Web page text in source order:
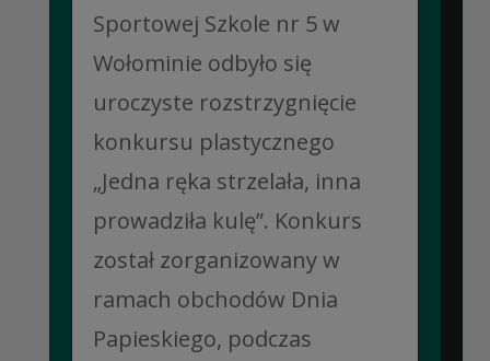
Sportowej Szkole nr 5 w
Wołominie odbyło się
uroczyste rozstrzygnięcie
konkursu plastycznego
„Jedna ręka strzelała, inna
prowadziła kulę”. Konkurs
został zorganizowany w
ramach obchodów Dnia
Papieskiego, podczas